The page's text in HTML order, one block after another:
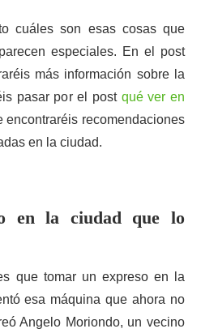
cuáles son esas cosas que
especiales. En el post
más información sobre la
pasar por el post qué ver en
encontraréis recomendaciones
en la ciudad.
en la ciudad que lo
que tomar un expreso en la
esa máquina que ahora no
Angelo Moriondo, un vecino